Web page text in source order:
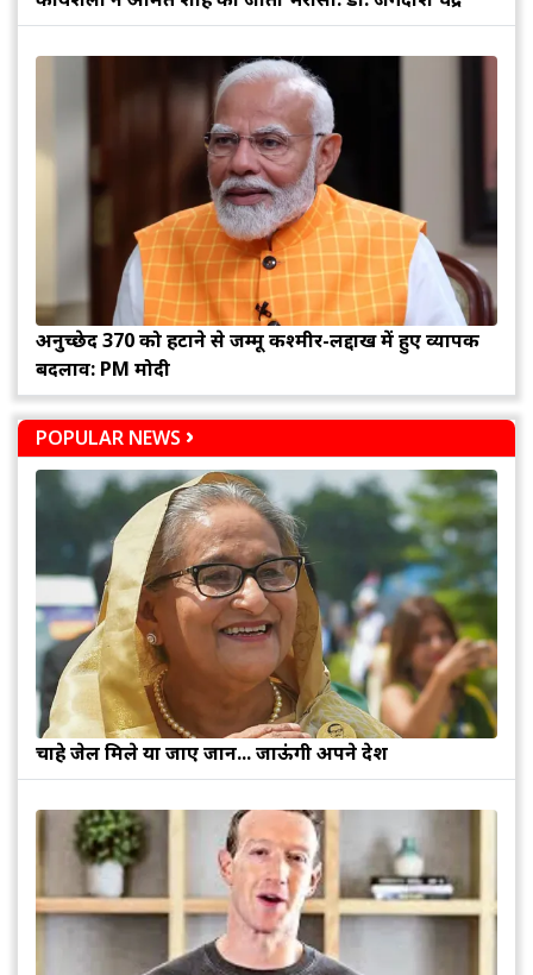
अनुच्छेद 370 को हटाने से जम्मू कश्मीर-लद्दाख में हुए व्यापक
बदलाव: PM मोदी
POPULAR NEWS
चाहे जेल मिले या जाए जान... जाऊंगी अपने देश